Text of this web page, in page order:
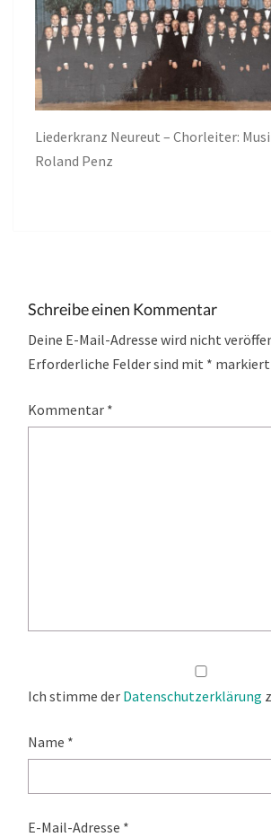
Liederkranz Neureut – Chorleiter:
Roland Penz
Schreibe einen Kommentar
Deine E-Mail-Adresse wird nicht
Erforderliche Felder sind mit * markiert
Kommentar *
Ich stimme der Datenschutzerklärung
Name *
E-Mail-Adresse *